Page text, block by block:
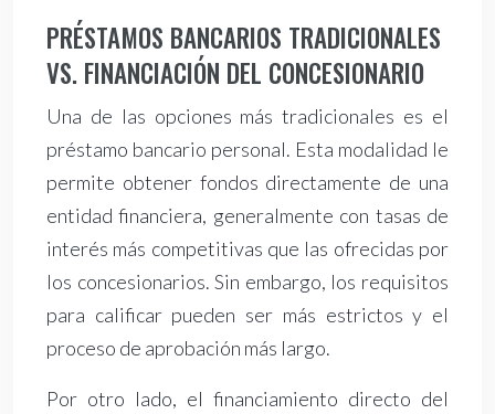
PRÉSTAMOS BANCARIOS TRADICIONALES
VS. FINANCIACIÓN DEL CONCESIONARIO
Una de las opciones más tradicionales es el
préstamo bancario personal. Esta modalidad le
permite obtener fondos directamente de una
entidad financiera, generalmente con tasas de
interés más competitivas que las ofrecidas por
los concesionarios. Sin embargo, los requisitos
para calificar pueden ser más estrictos y el
proceso de aprobación más largo.
Por otro lado, el financiamiento directo del